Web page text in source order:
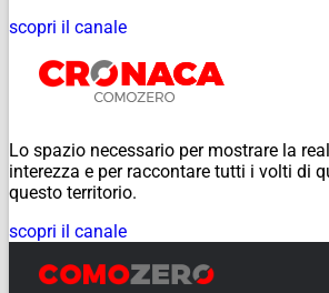
scopri il canale
Lo spazio necessario per mostrare la
interezza e per raccontare tutti i volti di
questo territorio.
scopri il canale